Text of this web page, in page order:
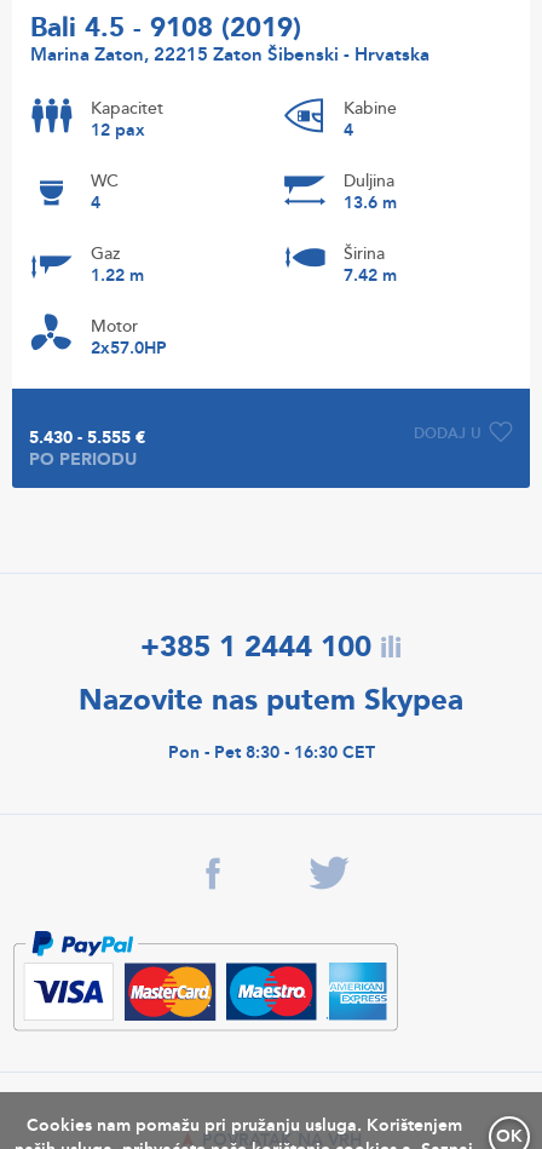
Cookies nam pomažu pri pružanju usluga. Korištenjem
OK
Bali 4.5 - 9108 (2019)
Marina Zaton, 22215 Zaton Šibenski - Hrvatska
Kapacitet
12 pax
Kabine
4
WC
4
Duljina
13.6 m
Gaz
1.22 m
Širina
7.42 m
Motor
2x57.0HP
DODAJ U
5.430 - 5.555 €
PO PERIODU
+385 1 2444 100 ili
Nazovite nas putem Skypea
Pon - Pet 8:30 - 16:30 CET
POVRATAK NA VRH